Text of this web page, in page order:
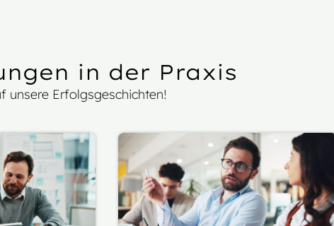
in der Praxis
unsere Erfolgsgeschichten!